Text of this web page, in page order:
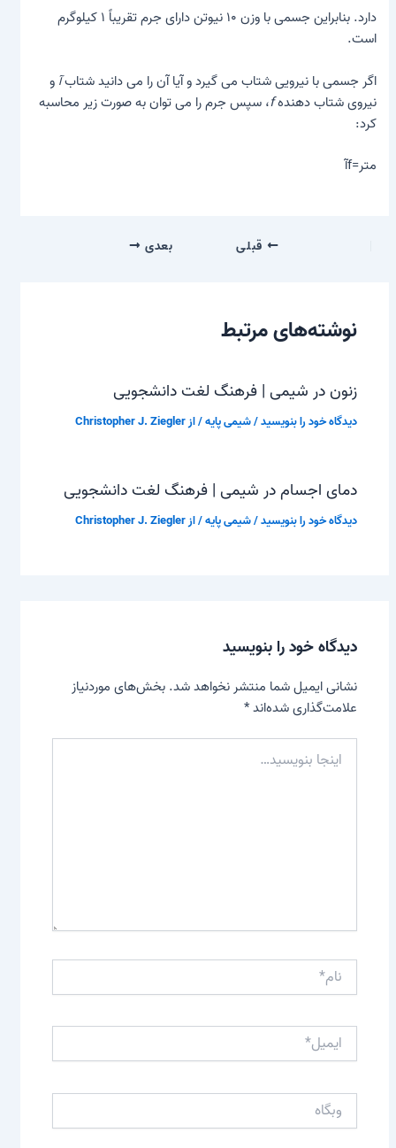
دارد. بنابراین جسمی با وزن ۱۰ نیوتن دارای جرم تقریباً ۱ کیلوگرم
است.
اگر جسمی با نیرویی شتاب می گیرد و آیا آن را می دانیدشتابآ و
نیروی شتاب دهندهf، سپس جرم را می توان به صورت زیر محاسبه
کرد:
متر=fآ
قبلی بعدی
نوشته‌های مرتبط
زنون در شیمی | فرهنگ لغت دانشجویی
دیدگاه‌ خود را بنویسید/شیمی پایه/ ازChristopher J. Ziegler
دمای اجسام در شیمی | فرهنگ لغت دانشجویی
دیدگاه‌ خود را بنویسید/شیمی پایه/ ازChristopher J. Ziegler
دیدگاه‌ خود را بنویسید
نشانی ایمیل شما منتشر نخواهد شد. بخش‌های موردنیاز
علامت‌گذاری شده‌اند*
اینجا
بنویسید…
نام*
ایمیل*
وبگاه